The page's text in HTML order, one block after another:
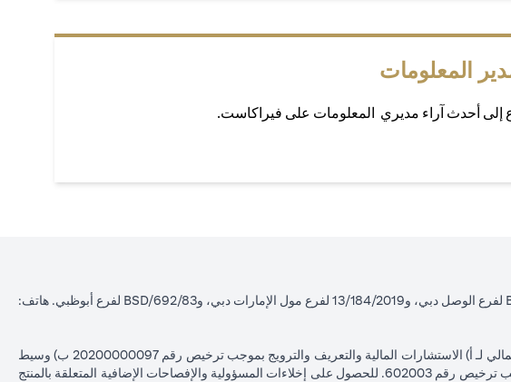
المعلومات
إلى أحدث آراء مديري المعلومات على فيراكاست.
سيتي بنك إن إيه - الإمارات العربية المتحدة مسجل لدى مصرف الإمارات العربية المتحدة المركزي بموجب أرقام التراخيص BSD/504/83 لفرع الوصل دبي، و13/184/2019 لفرع مول الإمارات دبي، وBSD/692/83 لفرع أبوظبي. هاتف:
سيتي بنك إن إيه الإمارات العربية المتحدة مرخص من هيئة الأوراق المالية والسلع في الإمارات العربية المتحدة ("SCA") للقيام بالنشاط المالي لـ أ) الاستشارات المالية والتعريف والترويج بموجب ترخيص رقم 20200000097 ب) وسيط
تداول في الأسواق الدولية بموجب ترخيص رقم 20200000198 ج) إدارة المحافظ بموجب ترخيص رقم 20200000240 د) الحفظ بموجب ترخيص رقم 602003. للحصول على إخلاءات المسؤولية والإفصاحات الإضافية المتعلقة بالمنتج